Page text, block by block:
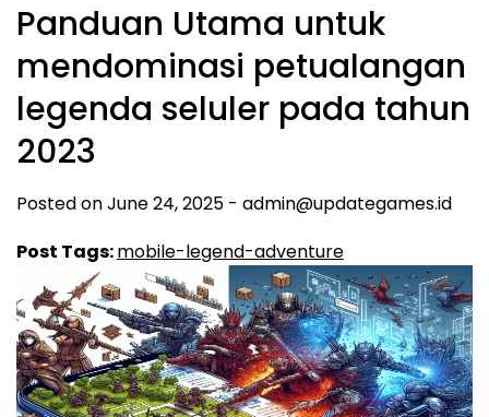
Panduan Utama untuk
mendominasi petualangan
legenda seluler pada tahun
2023
Posted onJune 24, 2025 - admin@updategames.id
Post Tags:mobile-legend-adventure